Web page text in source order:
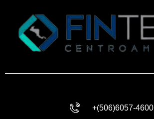
+(506)6057-4600